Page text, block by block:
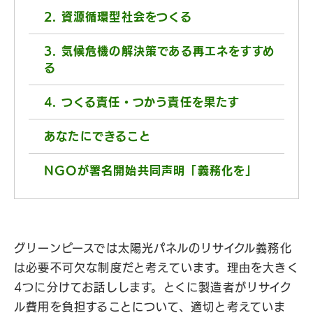
2. 資源循環型社会をつくる
3. 気候危機の解決策である再エネをすすめ
る
4. つくる責任・つかう責任を果たす
あなたにできること
NGOが署名開始共同声明「義務化を」
グリーンピースでは太陽光パネルのリサイクル義務化
は必要不可欠な制度だと考えています。理由を大きく
4つに分けてお話しします。とくに製造者がリサイク
ル費用を負担することについて、適切と考えていま